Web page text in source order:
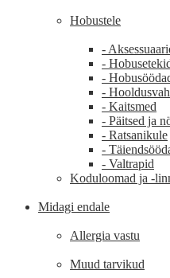
Hobustele
-
-
-
-
- Kaitsmed
- Päitsed ja
- Ratsanikule
-
- Valtrapid
Koduloomad ja -
Midagi endale
Allergia vastu
Muud tarvikud